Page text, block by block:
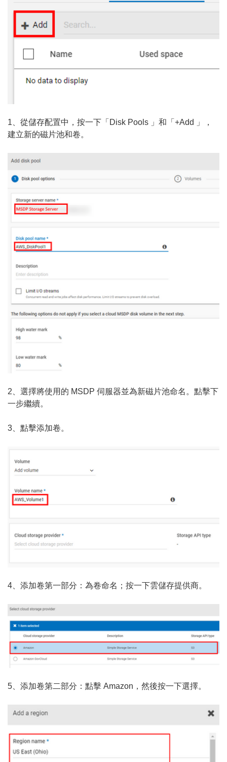
1、從儲存配置中，按一下「Disk Pools 」和「+Add 」，
建立新的磁片池和卷。
2、選擇將使用的 MSDP 伺服器並為新磁片池命名。點擊下
一步繼續。
3、點擊添加卷。
4、添加卷第一部分：為卷命名；按一下雲儲存提供商。
5、添加卷第二部分：點擊 Amazon，然後按一下選擇。